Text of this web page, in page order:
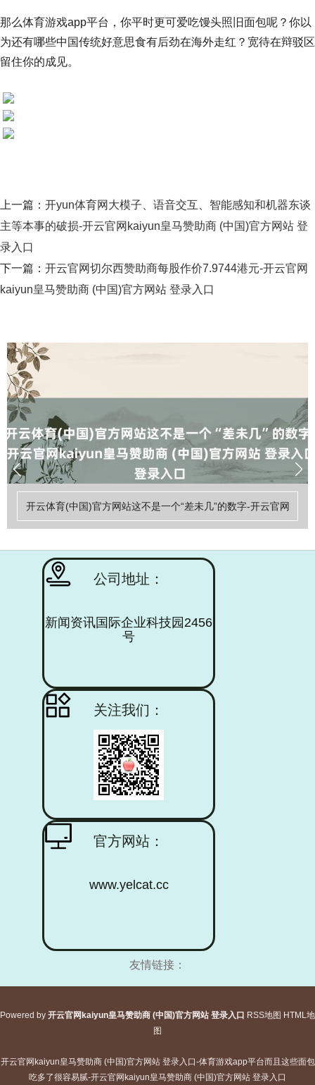
那么体育游戏app平台，你平时更可爱吃馒头照旧面包呢？你以
为还有哪些中国传统好意思食有后劲在海外走红？宽待在辩驳区
留住你的成见。
上一篇： 开yun体育网大模子、语音交互、智能感知和机器东谈
主等本事的破损-开云官网kaiyun皇马赞助商 (中国)官方网站 登
录入口
下一篇： 开云官网切尔西赞助商每股作价7.9744港元-开云官网
kaiyun皇马赞助商 (中国)官方网站 登录入口
开云体育(中国)官方网站这不是一个“差未几”的数字-开云官网
查看更多
公司地址：
新闻资讯国际企业科技园2456
号
关注我们：
官方网站：
www.yelcat.cc
友情链接：
Powered by 开云官网kaiyun皇马赞助商 (中国)官方网站 登录入口 RSS地图 HTML地
图
开云官网kaiyun皇马赞助商 (中国)官方网站 登录入口-体育游戏app平台而且这些面包
吃多了很容易腻-开云官网kaiyun皇马赞助商 (中国)官方网站 登录入口